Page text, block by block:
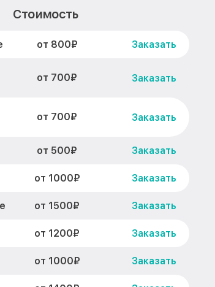
Стоимость
от 800₽ Заказать
от 700₽ Заказать
от 700₽ Заказать
от 500₽ Заказать
от 1000₽ Заказать
от 1500₽ Заказать
от 1200₽ Заказать
от 1000₽ Заказать